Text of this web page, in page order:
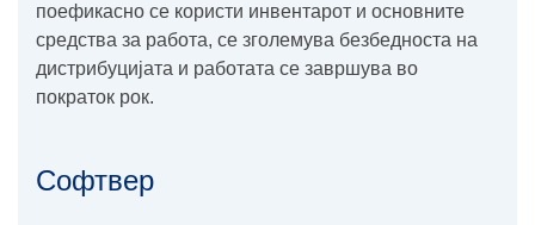
поефикасно се користи инвентарот и основните
средства за работа, се зголемува безбедноста на
дистрибуцијата и работата се завршува во
пократок рок.
Софтвер